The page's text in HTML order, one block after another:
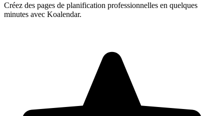
Créez des pages de planification professionnelles en quelques
minutes avec Koalendar.